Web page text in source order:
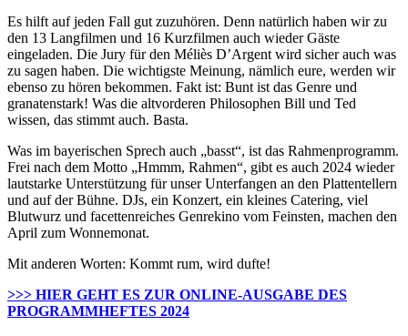
Es hilft auf jeden Fall gut zuzuhören. Denn natürlich haben wir zu
den 13 Langfilmen und 16 Kurzfilmen auch wieder Gäste
eingeladen. Die Jury für den Méliès D’Argent wird sicher auch was
zu sagen haben. Die wichtigste Meinung, nämlich eure, werden wir
ebenso zu hören bekommen. Fakt ist: Bunt ist das Genre und
granatenstark! Was die altvorderen Philosophen Bill und Ted
wissen, das stimmt auch. Basta.
Was im bayerischen Sprech auch „basst“, ist das Rahmenprogramm.
Frei nach dem Motto „Hmmm, Rahmen“, gibt es auch 2024 wieder
lautstarke Unterstützung für unser Unterfangen an den Plattentellern
und auf der Bühne. DJs, ein Konzert, ein kleines Catering, viel
Blutwurz und facettenreiches Genrekino vom Feinsten, machen den
April zum Wonnemonat.
Mit anderen Worten: Kommt rum, wird dufte!
>>> HIER GEHT ES ZUR ONLINE-AUSGABE DES
PROGRAMMHEFTES 2024